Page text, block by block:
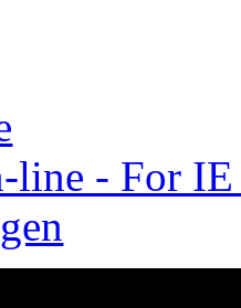
line - For